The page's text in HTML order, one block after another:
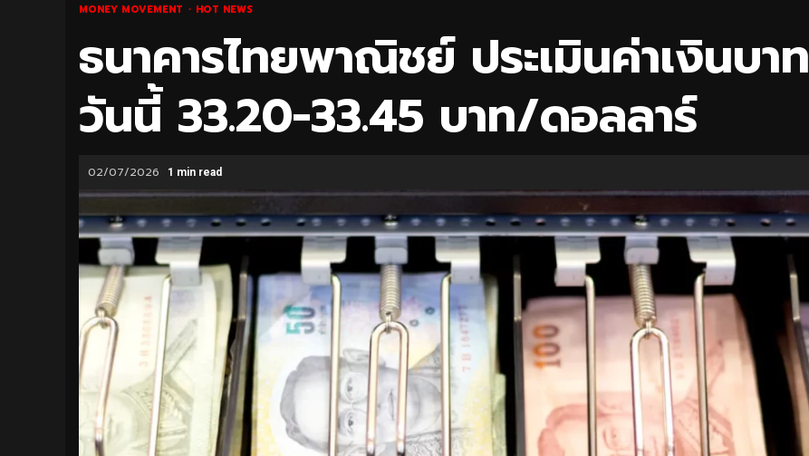
MONEY MOVEMENT HOT NEWS
ธนาคารไทยพาณิชย์ ประเมินค่าเงินบาท
วันนี้ 33.20-33.45 บาท/ดอลลาร์
02/07/2026 1 min read